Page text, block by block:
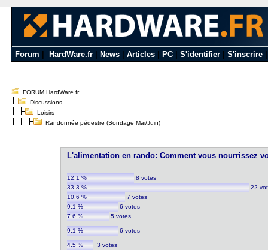
Forum HardWare.fr News Articles PC S'identifier S'inscrire
FORUM HardWare.fr
Discussions
Loisirs
Randonnée pédestre (Sondage Mai/Juin)
L'alimentation en rando: Comment vous nourrissez
12.1 %
8 votes
33.3 %
22
10.6 %
7 votes
9.1 %
6 votes
7.6 %
5 votes
9.1 % 6 votes
4.5 %
3 votes